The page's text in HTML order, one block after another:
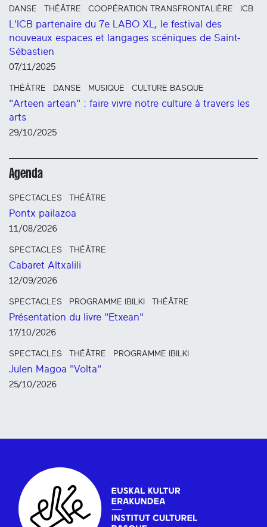
DANSE THÉÂTRE COOPÉRATION TRANSFRONTALIÈRE ICB
L'ICB partenaire du 7e LABO XL, le festival des
nouveaux espaces et langages scéniques de Saint-
Sébastien
07/11/2025
THÉÂTRE DANSE MUSIQUE CULTURE BASQUE
"Arteen artean" : faire vivre notre culture à travers les
arts
29/10/2025
Agenda
SPECTACLES THÉÂTRE
Pontx pailazoa
11/08/2026
SPECTACLES THÉÂTRE
Cabaret Altxalili
12/09/2026
SPECTACLES PROGRAMME IBILKI THÉÂTRE
Présentation du livre "Etxean"
17/10/2026
SPECTACLES THÉÂTRE PROGRAMME IBILKI
Julen Magoa "Volta"
25/10/2026